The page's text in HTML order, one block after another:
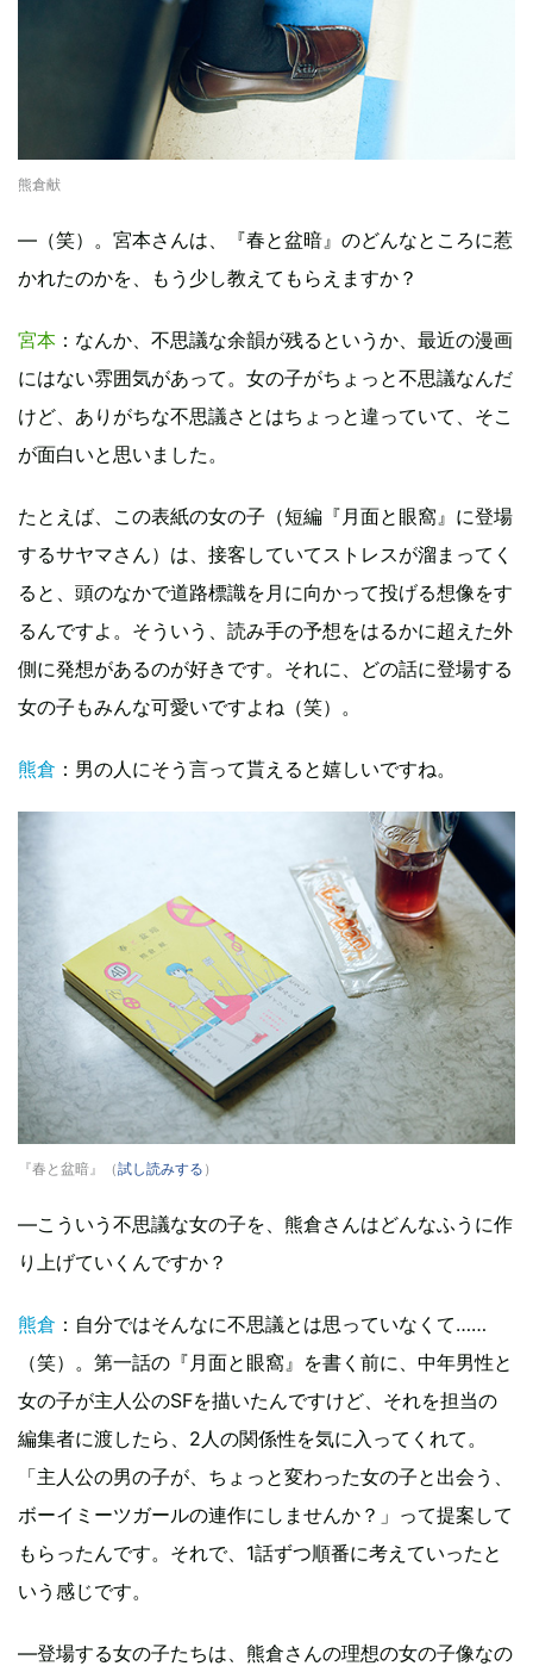
熊倉献
—（笑）。宮本さんは、『春と盆暗』のどんなところに惹
かれたのかを、もう少し教えてもらえますか？
宮本 ：なんか、不思議な余韻が残るというか、最近の漫画
にはない雰囲気があって。女の子がちょっと不思議なんだ
けど、ありがちな不思議さとはちょっと違っていて、そこ
が面白いと思いました。
たとえば、この表紙の女の子（短編『月面と眼窩』に登場
するサヤマさん）は、接客していてストレスが溜まってく
ると、頭のなかで道路標識を月に向かって投げる想像をす
るんですよ。そういう、読み手の予想をはるかに超えた外
側に発想があるのが好きです。それに、どの話に登場する
女の子もみんな可愛いですよね（笑）。
熊倉 ：男の人にそう言って貰えると嬉しいですね。
『春と盆暗』（試し読みする ）
—こういう不思議な女の子を、熊倉さんはどんなふうに作
り上げていくんですか？
熊倉 ：自分ではそんなに不思議とは思っていなくて……
（笑）。第一話の『月面と眼窩』を書く前に、中年男性と
女の子が主人公のSFを描いたんですけど、それを担当の
編集者に渡したら、2人の関係性を気に入ってくれて。
「主人公の男の子が、ちょっと変わった女の子と出会う、
ボーイミーツガールの連作にしませんか？」って提案して
もらったんです。それで、1話ずつ順番に考えていったと
いう感じです。
—登場する女の子たちは、熊倉さんの理想の女の子像なの